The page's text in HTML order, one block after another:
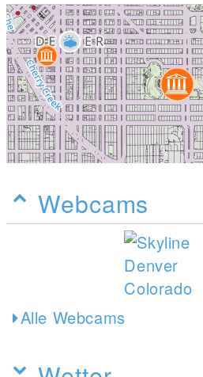
Webcams
Alle Webcams